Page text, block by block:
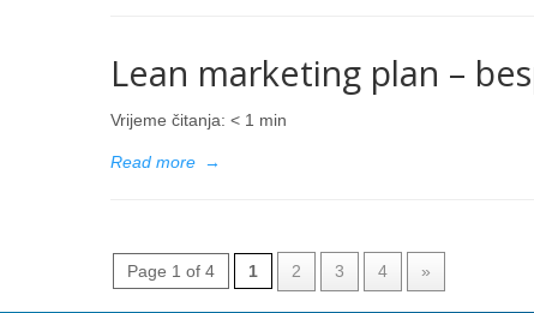
Lean marketing plan –
Vrijeme čitanja: < 1 min
Read more →
Page 1 of 4 1 2 3 4 »